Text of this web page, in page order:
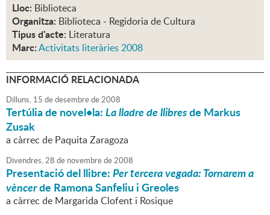
Lloc: Biblioteca
Organitza: Biblioteca - Regidoria de Cultura
Tipus d'acte: Literatura
Marc:Activitats literàries 2008
INFORMACIÓ RELACIONADA
Dilluns, 15 dedesembrede2008
Tertúlia de novel•la:La lladre de llibresde Markus
Zusak
a càrrec de Paquita Zaragoza
Divendres,28 de novembrede2008
Presentació del llibre:Per tercera vegada: Tornarem a
vèncerde Ramona Sanfeliu i Greoles
a càrrec de Margarida Clofent i Rosique